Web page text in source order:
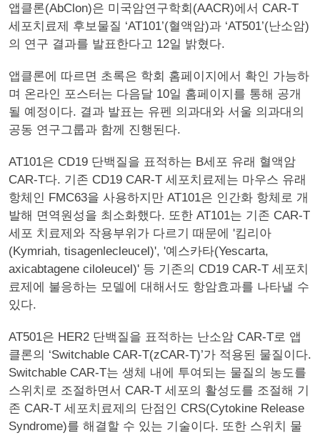
앱클론(AbClon)은 미국암연구학회(AACR)에서 CAR-T
세포치료제 후보물질 ‘AT101’(혈액암)과 ‘AT501’(난소암)
의 연구 결과를 발표한다고 12일 밝혔다.
앱클론에 따르면 초록은 학회 홈페이지에서 확인 가능하
며 온라인 포스터는 다음달 10일 홈페이지를 통해 공개
될 예정이다. 결과 발표는 유펜 의과대와 서울 의과대의
공동 연구그룹과 함께 진행된다.
AT101은 CD19 단백질을 표적하는 B세포 유래 혈액암
CAR-T다. 기존 CD19 CAR-T 세포치료제는 마우스 유래
항체인 FMC63을 사용하지만 AT101은 인간화 항체로 개
발해 면역원성을 최소화했다. 또한 AT101는 기존 CAR-T
세포 치료제와 작용부위가 다르기 때문에 '킴리아
(Kymriah, tisagenlecleucel)', '예스카타(Yescarta,
axicabtagene ciloleucel)' 등 기존의 CD19 CAR-T 세포치
료제에 불응하는 모델에 대해서도 항암효과를 나타낼 수
있다.
AT501은 HER2 단백질을 표적하는 난소암 CAR-T로 앱
클론의 ‘Switchable CAR-T(zCAR-T)’가 적용된 물질이다.
Switchable CAR-T는 생체 내에 투여되는 물질의 농도를
스위치로 조절하면서 CAR-T 세포의 활성도를 조절해 기
존 CAR-T 세포치료제의 단점인 CRS(Cytokine Release
Syndrome)를 해결할 수 있는 기술이다. 또한 스위치 물